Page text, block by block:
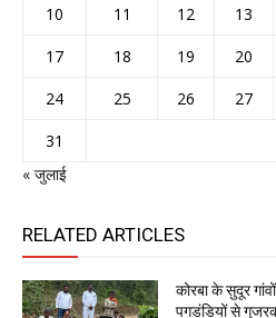
10
11 12 13
17
18 19 20
24
25 26 27
31
« जुलाई
RELATED ARTICLES
कोरबा के सुदूर
पगडंडियों से